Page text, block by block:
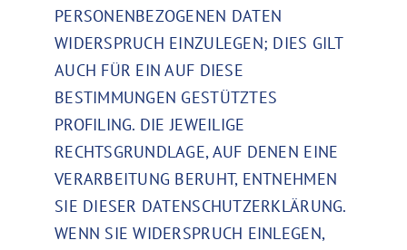
PERSONENBEZOGENEN DATEN
WIDERSPRUCH EINZULEGEN; DIES GILT
AUCH FÜR EIN AUF DIESE
BESTIMMUNGEN GESTÜTZTES
PROFILING. DIE JEWEILIGE
RECHTSGRUNDLAGE, AUF DENEN EINE
VERARBEITUNG BERUHT, ENTNEHMEN
SIE DIESER DATENSCHUTZERKLÄRUNG.
WENN SIE WIDERSPRUCH EINLEGEN,